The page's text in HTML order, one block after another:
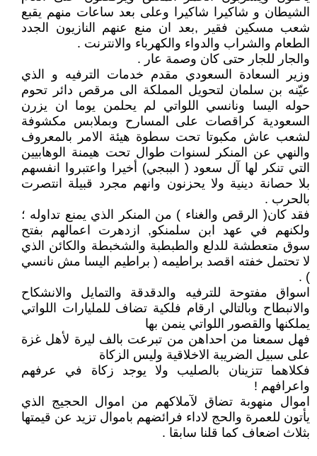
الشيطان و شاكيرا شاكيرا وعلى بعد ساعات منهم يقبع
شعب مسكين فقير ,بعد ان منع عنهم النازيون الجدد
الطعام والشراب والدواء والكهرباء والانترنت .
والجار للجار حتى كان وصمة عار .
وزير السعادة السعودي مقدم خدمات الترفيه و الذي
عيّنه بن سلمان لتحويل المملكة الى مرقص دائر تحوم
حوله اليسا ونانسي اللواتي لم يحلمن يوما ان يزرن
السعودية كراقصات على المسارح وبملابس مكشوفة
لشعب عاش مكبوتا تحت سطوة هيئة الامر بالمعروف
والنهي عن المنكر لسنوات طوال تحت هيمنة الوهابيين
التي تنكر لها آل سعود ( الببجي) أخيرا واعتبروا انفسهم
بلا حصانة دينية ولا يحزنون وانهم مجرد قبيلة انتصرت
بالحرب .
فقد كان( الرقص والغناء ) من المنكر الذي يمنع تداوله ؛
ولكنهم في عهد ابن سلمنكو, ازدهرت اعمالهم بفتح
سوق متعطشة للدلع والطبطبة والشخبطة والكائن الذي
لا تحتمل خفته اقصد براطيمه ( براطيم اليسا مش نانسي
) .
اسواق مفتوحة للترفيه والدقدقة والتمايل والانشكاح
والانبطاح وبالتالي ارقام فلكية تضاف للمليارات اللواتي
يملكنها والقصور اللواتي ينمن بها
فهل سمعنا من احداهن من تبرعت بالف ليرة لأهل غزة
على سبيل الضريبة الاخلاقية وليس الزكاة
فكلاهما تتزينان بالصليب ولا يوجد زكاة في عرفهم
واعرافهم !
اموال منهوبة تضاق لآملاكهم من اموال الحجيج الذي
يأتون للعمرة والحج لاداء فرائضهم باموال تزيد عن قيمتها
بثلاث اضعاف كما قلنا سابقا .